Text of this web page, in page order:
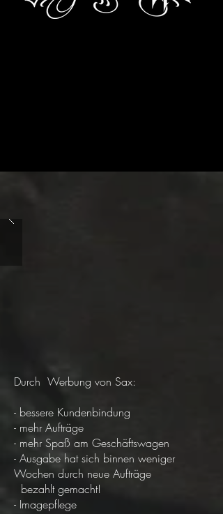
Durch Werbung von Sax:
- bessere Kundenbindung
- mehr Aufträge
- mehr Spaß am Geschäftswagen
- Ausgabe hat sich binnen weniger
Wochen durch neue Aufträge
bezahlt gemacht!
- Imagepflege